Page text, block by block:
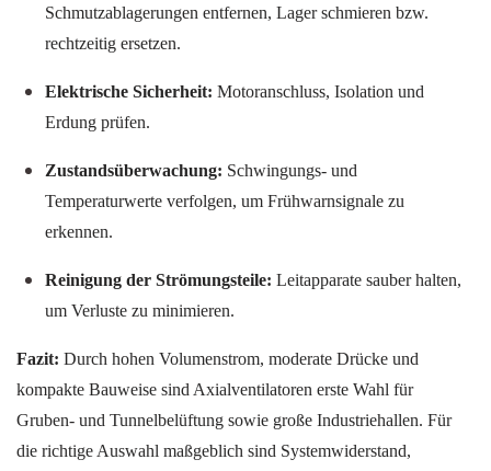
Schmutzablagerungen entfernen, Lager schmieren bzw.
rechtzeitig ersetzen.
Elektrische Sicherheit: Motoranschluss, Isolation und
Erdung prüfen.
Zustandsüberwachung: Schwingungs- und
Temperaturwerte verfolgen, um Frühwarnsignale zu
erkennen.
Reinigung der Strömungsteile: Leitapparate sauber halten,
um Verluste zu minimieren.
Fazit: Durch hohen Volumenstrom, moderate Drücke und
kompakte Bauweise sind Axialventilatoren erste Wahl für
Gruben- und Tunnelbelüftung sowie große Industriehallen. Für
die richtige Auswahl maßgeblich sind Systemwiderstand,